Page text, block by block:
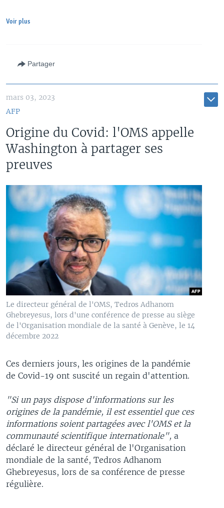
Voir plus
Partager
mars 03, 2023
AFP
Origine du Covid: l'OMS appelle
Washington à partager ses
preuves
Le directeur général de l'OMS, Tedros Adhanom
Ghebreyesus, lors d'une conférence de presse au siège
de l'Organisation mondiale de la santé à Genève, le 14
décembre 2022
Ces derniers jours, les origines de la pandémie
de Covid-19 ont suscité un regain d'attention.
"Si un pays dispose d'informations sur les
origines de la pandémie, il est essentiel que ces
informations soient partagées avec l'OMS et la
communauté scientifique internationale", a
déclaré le directeur général de l'Organisation
mondiale de la santé, Tedros Adhanom
Ghebreyesus, lors de sa conférence de presse
régulière.